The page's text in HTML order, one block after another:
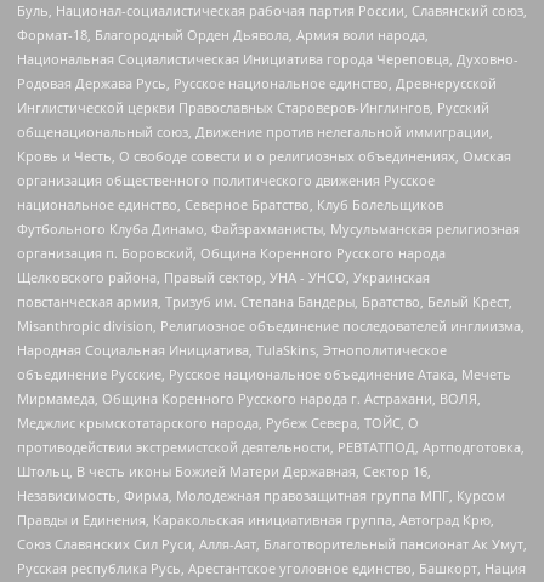
Буль, Национал-социалистическая рабочая партия России, Славянский союз,
Формат-18, Благородный Орден Дьявола, Армия воли народа,
Национальная Социалистическая Инициатива города Череповца, Духовно-
Родовая Держава Русь, Русское национальное единство, Древнерусской
Инглистической церкви Православных Староверов-Инглингов, Русский
общенациональный союз, Движение против нелегальной иммиграции,
Кровь и Честь, О свободе совести и о религиозных объединениях, Омская
организация общественного политического движения Русское
национальное единство, Северное Братство, Клуб Болельщиков
Футбольного Клуба Динамо, Файзрахманисты, Мусульманская религиозная
организация п. Боровский, Община Коренного Русского народа
Щелковского района, Правый сектор, УНА - УНСО, Украинская
повстанческая армия, Тризуб им. Степана Бандеры, Братство, Белый Крест,
Misanthropic division, Религиозное объединение последователей инглиизма,
Народная Социальная Инициатива, TulaSkins, Этнополитическое
объединение Русские, Русское национальное объединение Атака, Мечеть
Мирмамеда, Община Коренного Русского народа г. Астрахани, ВОЛЯ,
Меджлис крымскотатарского народа, Рубеж Севера, ТОЙС, О
противодействии экстремистской деятельности, РЕВТАТПОД, Артподготовка,
Штольц, В честь иконы Божией Матери Державная, Сектор 16,
Независимость, Фирма, Молодежная правозащитная группа МПГ, Курсом
Правды и Единения, Каракольская инициативная группа, Автоград Крю,
Союз Славянских Сил Руси, Алля-Аят, Благотворительный пансионат Ак Умут,
Русская республика Русь, Арестантское уголовное единство, Башкорт, Нация